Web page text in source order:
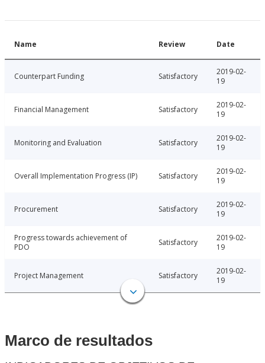
Name Review Date
Counterpart Funding Satisfactory
2019-02-
19
Financial Management Satisfactory
2019-02-
19
Monitoring and Evaluation Satisfactory
2019-02-
19
Overall Implementation Progress (IP) Satisfactory
2019-02-
19
Procurement Satisfactory
2019-02-
19
Progress towards achievement of
PDO
Satisfactory
2019-02-
19
Project Management Satisfactory
2019-02-
19
Marco de resultados